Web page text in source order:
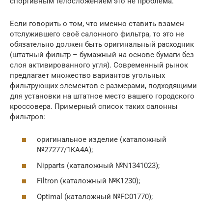
Если говорить о том, что именно ставить взамен
отслужившего своё салонного фильтра, то это не
обязательно должен быть оригинальный расходник
(штатный фильтр – бумажный на основе бумаги без
слоя активированного угля). Современный рынок
предлагает множество вариантов угольных
фильтрующих элементов с размерами, подходящими
для установки на штатное место вашего городского
кроссовера. Примерный список таких салонны
фильтров:
оригинальное изделие (каталожный
№27277/1KA4A);
Nipparts (каталожный №N1341023);
Filtron (каталожный №K1230);
Optimal (каталожный №FC01770);